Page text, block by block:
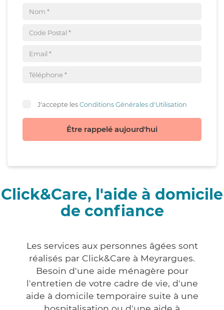
J'accepte lesConditions Générales d'Utilisation
Être rappelé aujourd'hui
Click&Care, l'aide à domicile
de confiance
Les services aux personnes âgées sont
réalisés par Click&Care à Meyrargues.
Besoin d'une aide ménagère pour
l'entretien de votre cadre de vie, d'une
aide à domicile temporaire suite à une